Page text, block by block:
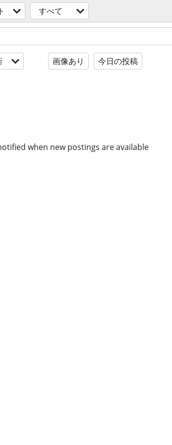
すべて
画像あり 今日の投稿
when new postings are available